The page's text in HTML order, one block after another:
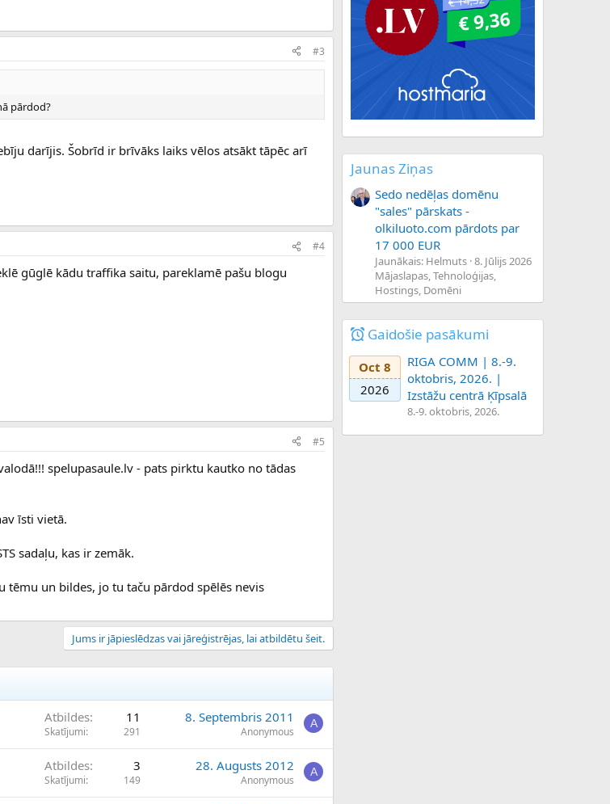
#3
pārdod?
darījis. Šobrīd ir brīvāks laiks vēlos atsākt tāpēc arī
#4
gūglē kādu traffika saitu, pareklamē pašu blogu
#5
spelupasaule.lv - pats pirktu kautko no tādas
īsti vietā.
sadaļu, kas ir zemāk.
tēmu un bildes, jo tu taču pārdod spēlēs nevis
Jums ir jāpieslēdzas vai jāreģistrējas, lai atbildētu šeit.
Atbildes 11
Skatījumi 291
8. Septembris 2011
Anonymous
A
Atbildes 3
Skatījumi 149
28. Augusts 2012
Anonymous
A
Jaunas Ziņas
Sedo nedēļas domēnu
"sales" pārskats -
olkiluoto.com pārdots par
17 000 EUR
Jaunākais: Helmuts 8. Jūlijs 2026
Mājaslapas, Tehnoloģijas,
Hostings, Domēni
Gaidošie pasākumi
Oct 8
2026
RIGA COMM | 8.-9.
oktobris, 2026. |
Izstāžu centrā Ķīpsalā
8.-9. oktobris, 2026.